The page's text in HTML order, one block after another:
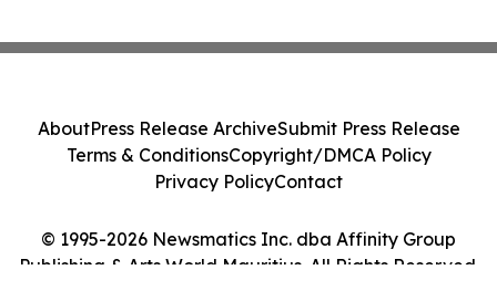
© 1995-2026 Newsmatics Inc. dba Affinity Group
Publishing & Arts World Mauritius. All Rights Reserved.
AboutPress Release ArchiveSubmit Press Release
Terms & ConditionsCopyright/DMCA Policy
Privacy PolicyContact